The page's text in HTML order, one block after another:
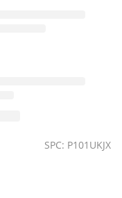
SPC: P101UKJX